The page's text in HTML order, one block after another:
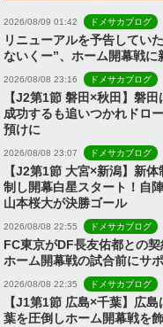
2026/08/09 01:42 ドメサカブログ
リニューアルを予告してい
ないくー”、ホーム開幕戦に
2026/08/08 23:16 ドメサカブログ
【J2第1節 磐田×秋田】磐
成功するも追いつかれドロ
預けに
2026/08/08 23:07 ドメサカブログ
【J2第1節 大宮×新潟】新
制し開幕白星スタート！自
山本桜大が決勝ゴール
2026/08/08 22:55 ドメサカブログ
FC東京がDF長友佑都との
ホーム開幕戦の試合前にサ
2026/08/08 22:35 ドメサカブログ
【J1第1節 広島×千葉】広
葉を圧倒しホーム開幕戦を